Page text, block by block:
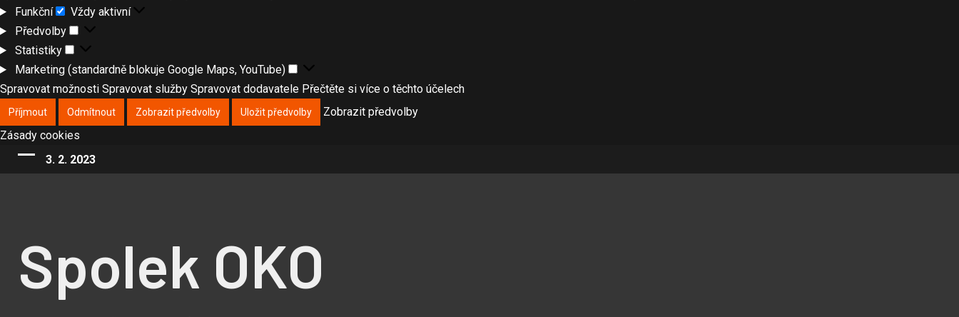
Funkční
Vždy aktivní
Předvolby
Statistiky
Marketing (standardně blokuje Google Maps, YouTube)
Spravovat možnosti Spravovat služby Spravovat dodavatele Přečtěte si více o těchto účelech
Příjmout Odmítnout Zobrazit předvolby Uložit předvolby
Zobrazit předvolby
Zásady cookies
3. 2. 2023
Spolek OKO